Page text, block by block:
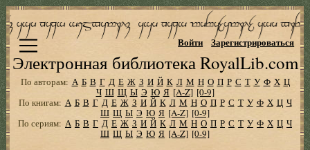
Электронная библиотека RoyalLib.com
Войти Зарегистрироваться
По авторам: А Б В Г Д Е Ж З И Й К Л М Н О П Р С Т У Ф Х Ц
Ч Ш Щ Ы Э Ю Я [A-Z] [0-9]
По книгам: А Б В Г Д Е Ж З И Й К Л М Н О П Р С Т У Ф Х Ц Ч
Ш Щ Ы Э Ю Я [A-Z] [0-9]
По сериям: А Б В Г Д Е Ж З И Й К Л М Н О П Р С Т У Ф Х Ц Ч
Ш Щ Ы Э Ю Я [A-Z] [0-9]